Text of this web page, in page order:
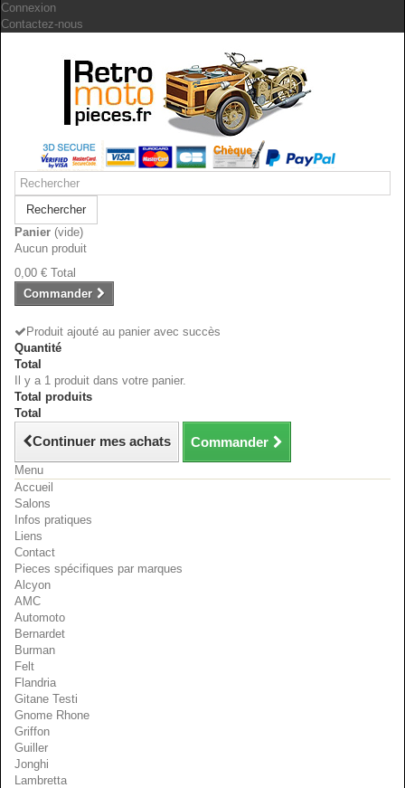
Connexion
Contactez-nous
Rechercher
Panier (vide)
Aucun produit
0,00 € Total
Commander
Produit ajouté au panier avec succès
Quantité
Total
Il y a 1 produit dans votre panier.
Total produits
Total
Continuer mes achats Commander
Menu
Accueil
Salons
Infos pratiques
Liens
Contact
Pieces spécifiques par marques
Alcyon
AMC
Automoto
Bernardet
Burman
Felt
Flandria
Gitane Testi
Gnome Rhone
Griffon
Guiller
Jonghi
Lambretta